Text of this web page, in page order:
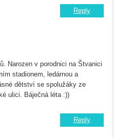
Reply
Narozen v porodnici na Štvanici
stadionem, ledárnou a
dětství se spolužáky ze
ulici. Báječná léta :))
Reply